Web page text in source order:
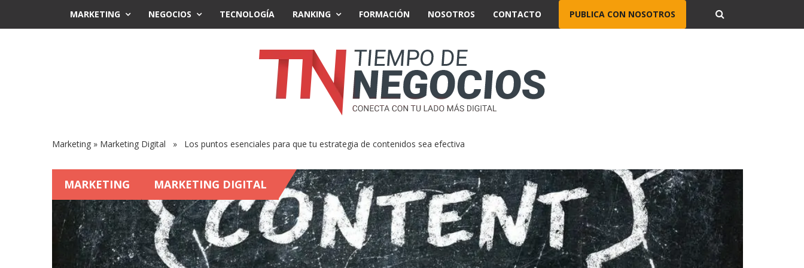
MARKETING NEGOCIOS TECNOLOGÍA RANKING FORMACIÓN NOSOTROS CONTACTO PUBLICA CON NOSOTROS
Marketing » Marketing Digital » Los puntos esenciales para que tu estrategia de contenidos sea efectiva
MARKETING MARKETING DIGITAL